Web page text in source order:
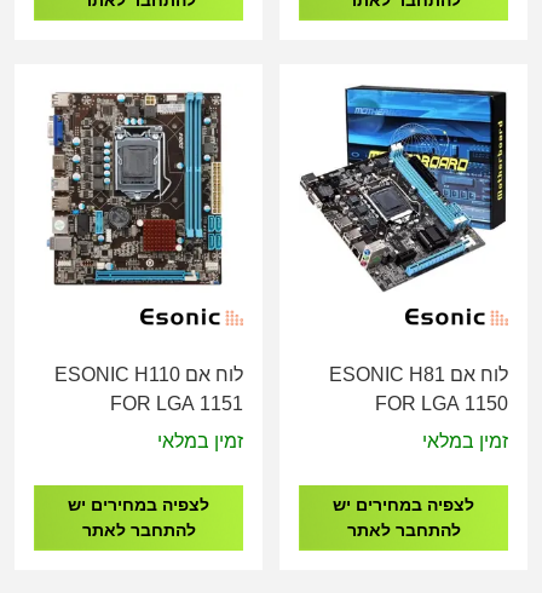
לוח אם ESONIC H81
FOR LGA 1150
זמין במלאי
לצפיה במחירים יש
להתחבר לאתר
לוח אם ESONIC H110
FOR LGA 1151
זמין במלאי
לצפיה במחירים יש
להתחבר לאתר